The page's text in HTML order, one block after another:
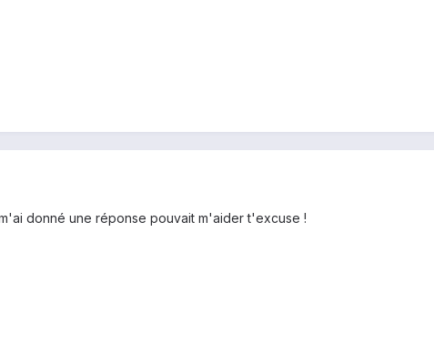
donné une réponse pouvait m'aider t'excuse !